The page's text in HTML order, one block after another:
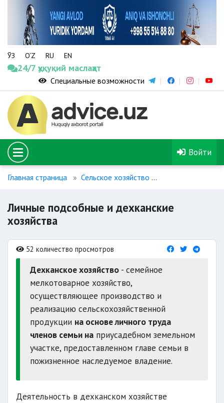
ЎЗ O‘Z RU EN
24/7 ҳуқуқий маслаҳат
Специальные возможности
Войти
Главная страница Сельское хозяйство
Личные подсобные и дехканские
хозяйства
52 количество просмотров
Дехканское хозяйство - семейное
мелкотоварное хозяйство,
осуществляющее производство и
реализацию сельскохозяйственной
продукции на основе личного труда
членов семьи на приусадебном земельном
участке, предоставленном главе семьи в
пожизненное наследуемое владение.
Деятельность в дехканском хозяйстве